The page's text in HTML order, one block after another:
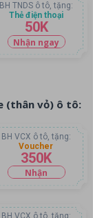
Thẻ điện thoại
50K
BH TNDS ô tô, tặng:
Nhận ngay
(thân vỏ) ô tô:
Voucher
350K
BH VCX ô tô, tặng:
Nhận